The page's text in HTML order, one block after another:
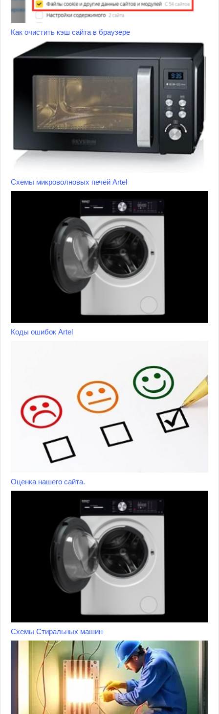
Как очистить кэш сайта в браузере
Схемы микроволновых печей Artel
Коды ошибок Artel
Оценка нашего сайта.
Схемы Стиральных машин